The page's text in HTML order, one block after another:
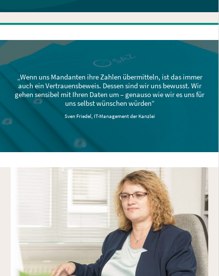
„Wenn uns Mandanten ihre Zahlen übermitteln, istdas immer
auch ein Vertrauensbeweis. Dessen sind wir uns bewusst. Wir
gehen sensibel mit Ihren Daten um – genauso wie wir es uns für
uns selbstwünschen würden“
Sven Friedel, IT-Management der Kanzlei